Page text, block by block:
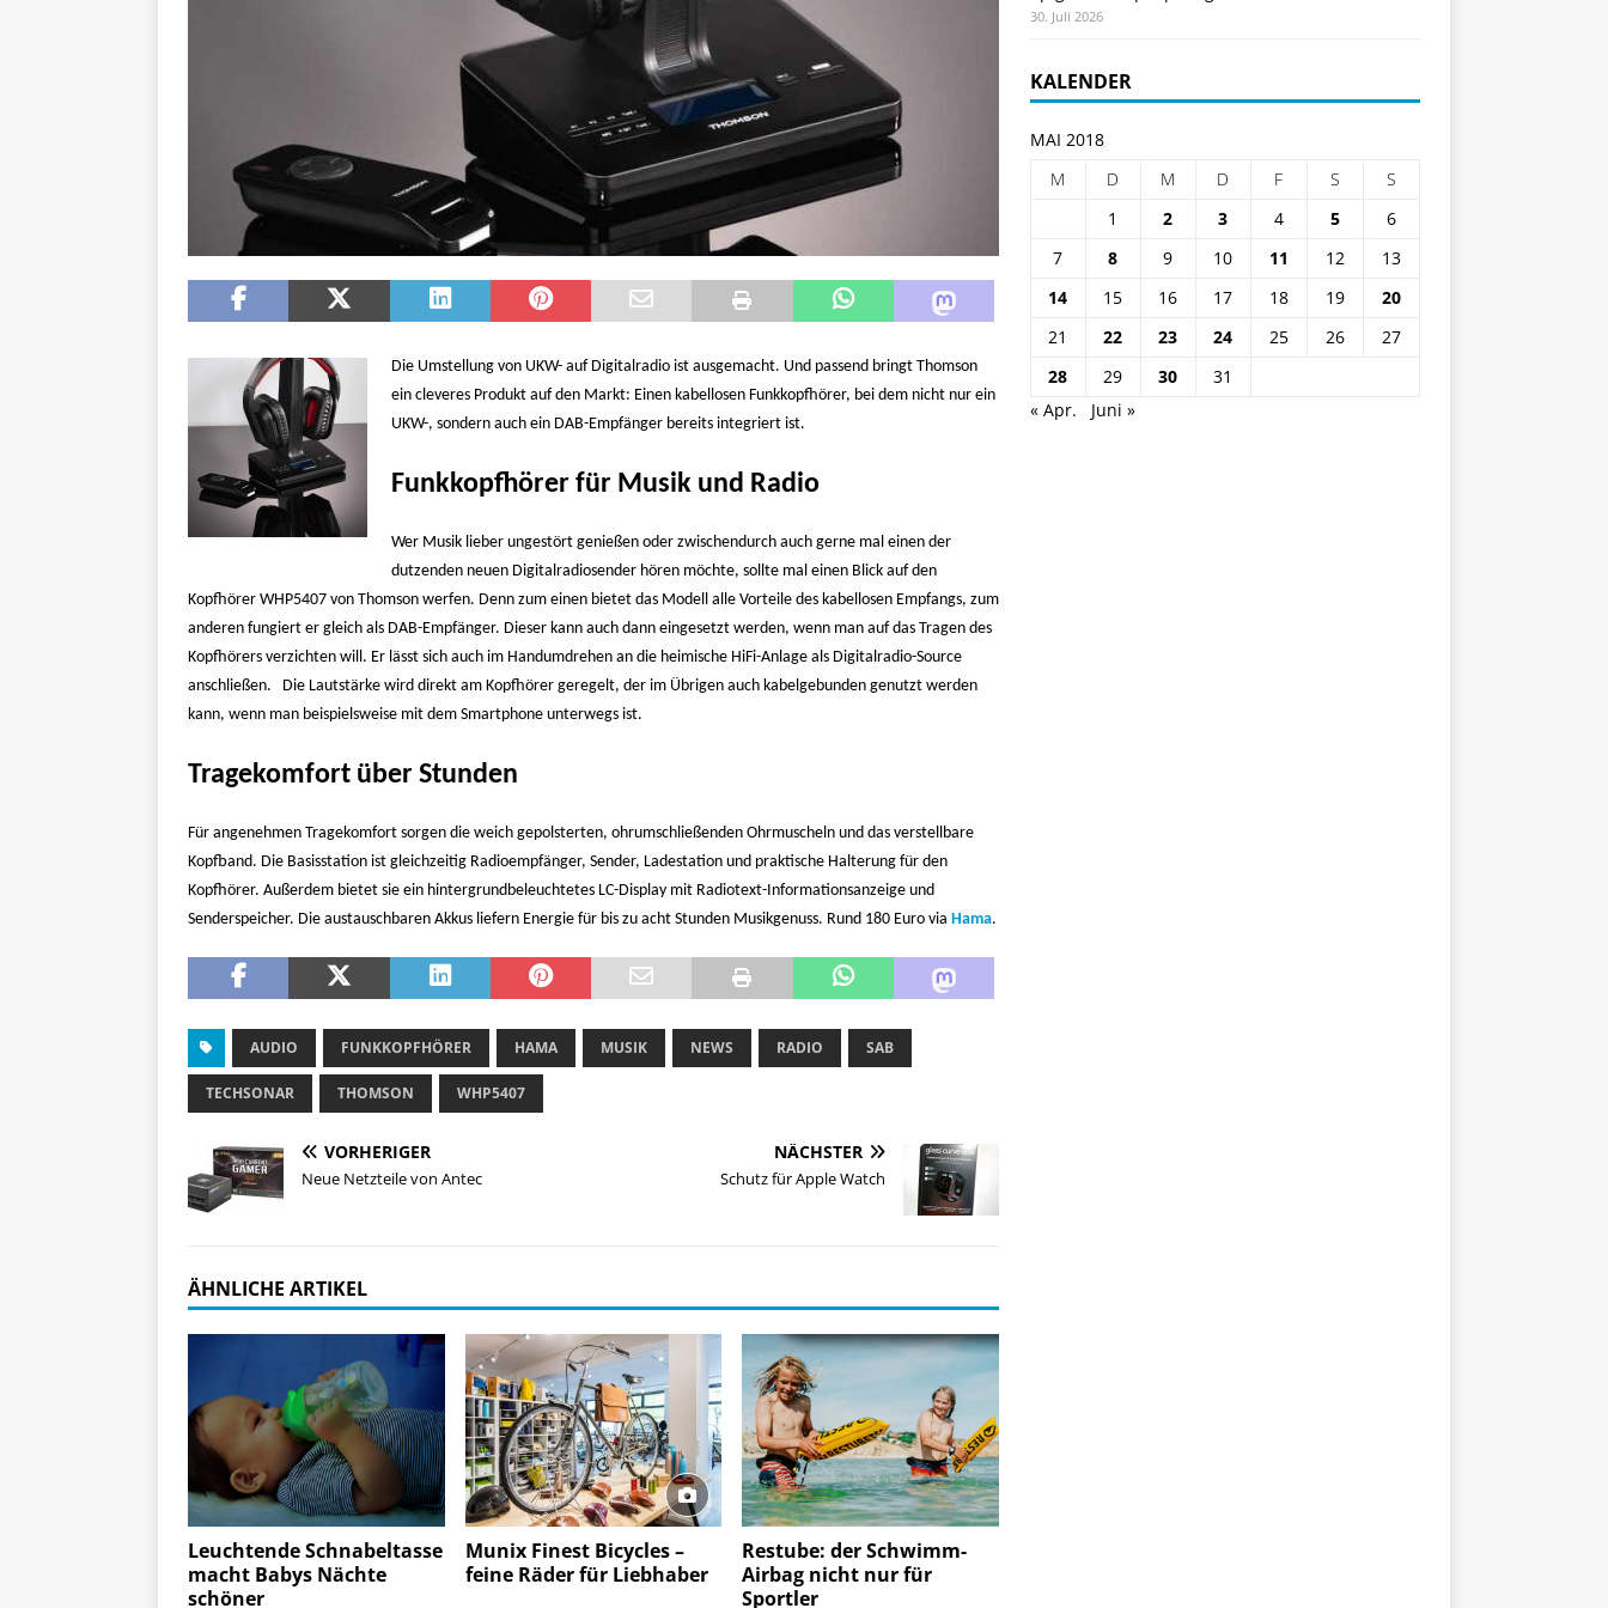
Die Umstellung von UKW- auf Digitalradio ist ausgemacht. Und passend bringt Thomson
ein cleveres Produkt auf den Markt: Einen kabellosen Funkkopfhörer, bei dem nicht nur ein
UKW-, sondern auch ein DAB-Empfänger bereits integriert ist.
Funkkopfhörer für Musik und Radio
Wer Musik lieber ungestört genießen oder zwischendurch auch gerne mal einen der
dutzenden neuen Digitalradiosender hören möchte, sollte mal einen Blick auf den
Kopfhörer WHP5407 von Thomson werfen. Denn zum einen bietet das Modell alle Vorteile des kabellosen Empfangs, zum
anderen fungiert er gleich als DAB-Empfänger. Dieser kann auch dann eingesetzt werden, wenn man auf das Tragen des
Kopfhörers verzichten will. Er lässt sich auch im Handumdrehen an die heimische HiFi-Anlage als Digitalradio-Source
anschließen. Die Lautstärke wird direkt am Kopfhörer geregelt, der im Übrigen auch kabelgebunden genutzt werden
kann, wenn man beispielsweise mit dem Smartphone unterwegs ist.
Tragekomfort über Stunden
Für angenehmen Tragekomfort sorgen die weich gepolsterten, ohrumschließenden Ohrmuscheln und das verstellbare
Kopfband. Die Basisstation ist gleichzeitig Radioempfänger, Sender, Ladestation und praktische Halterung für den
Kopfhörer. Außerdem bietet sie ein hintergrundbeleuchtetes LC-Display mit Radiotext-Informationsanzeige und
Senderspeicher. Die austauschbaren Akkus liefern Energie für bis zu acht Stunden Musikgenuss. Rund 180 Euro via Hama.
AUDIO FUNKKOPFHÖRER HAMA MUSIK NEWS RADIO SAB
TECHSONAR THOMSON WHP5407
VORHERIGER
Neue Netzteile von Antec
NÄCHSTER
Schutz für Apple Watch
ÄHNLICHE ARTIKEL
Leuchtende Schnabeltasse
macht Babys Nächte
schöner
Munix Finest Bicycles –
feine Räder für Liebhaber
Restube: der Schwimm-
Airbag nicht nur für
Sportler
30. Juli 2026
KALENDER
MAI 2018
M
D M D F S
S
1
2 3 4 5
6
7
8 9 10 11 12
13
14
15 16 17 18 19
20
21
22 23 24 25 26
27
28
29 30
31
« Apr.
Juni »